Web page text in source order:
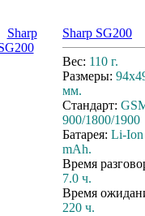
Sharp SG200
Вес: 110 г.
Размеры:
мм.
Стандарт:
900/1800/1900
Батарея: Li-Ion
mAh.
Время
7.0 ч.
Время
220 ч.